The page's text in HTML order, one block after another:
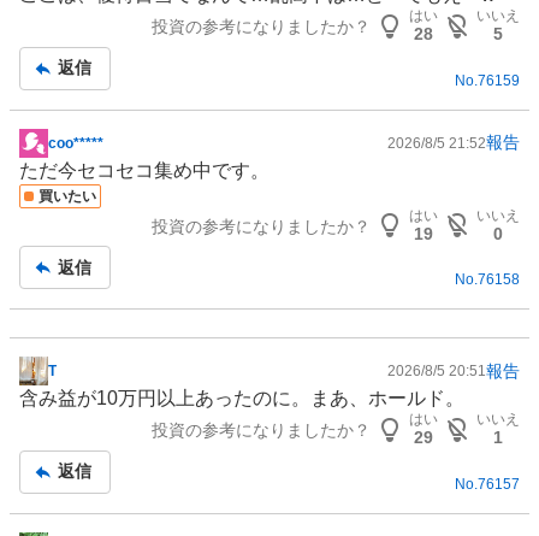
示
事
投資の参考になりましたか？
はい
28
いいえ
5
返信
No. 76159
掲
示
板
coo***** 2026/8/5 21:52報告
ただ今セコセコ集め中です。
買いたい
投資の参考になりましたか？
はい
19
いいえ
0
返信
No.76158
掲
示
事
T 2026/8/5 20:51報告
含み益が10万円以上あったのに。まあ、ホールド。
投資の参考になりましたか？
はい
29
いいえ
1
返信
No. 76157